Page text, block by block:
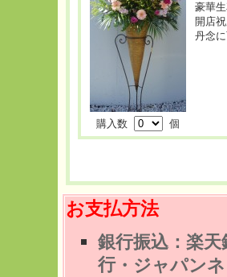
購入数 個
豪華
開店
丹念
お支払方法
銀行振込：楽天
行・ジャパン